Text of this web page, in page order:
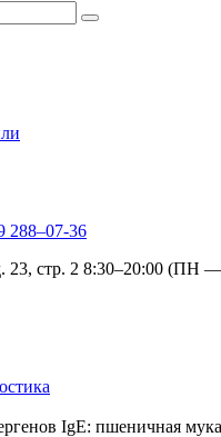
288–07-36
23, стр. 2 8:30–20:00
IgE: пшеничная